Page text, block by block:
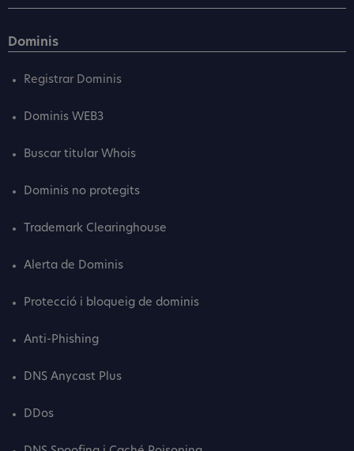
Dominis
Registrar Dominis
Dominis WEB3
Buscar titular Whois
Dominis no protegits
Trademark Clearinghouse
Alerta de Dominis
Protecció i bloqueig de dominis
Anti-Phishing
DNS Anycast Plus
DDos